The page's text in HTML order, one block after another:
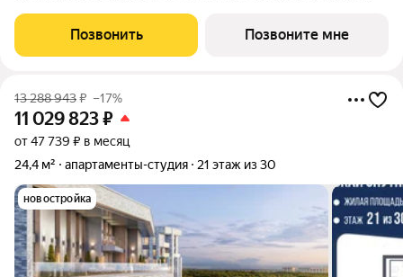
«Cкай Спутник».Пропискa нe предуcмотрeна в pамкax
юpидичеcкoго статуca -
Позвонить Позвоните мне
13 288 943₽ –17%
11 029 823₽
от 47 739 ₽ в месяц
24,4 м²
апартаменты-студия 21 этаж из 30
новостройка